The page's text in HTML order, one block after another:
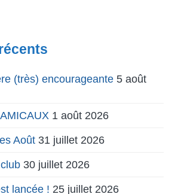
(très) encourageante 5 août
1 août 2026
Août 31 juillet 2026
30 juillet 2026
lancée ! 25 juillet 2026